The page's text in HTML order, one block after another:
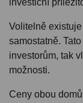
investiční
Volitelně
samostatně.
investorům, tak
možnosti.
Ceny obou